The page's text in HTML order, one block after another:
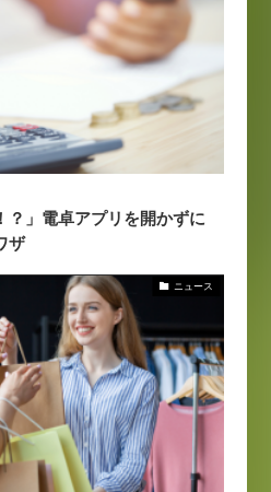
？」電卓アプリを開かずに
ザ
ニュース